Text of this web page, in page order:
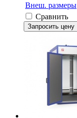
Внеш. размеры
Сравнить
Запросить цену